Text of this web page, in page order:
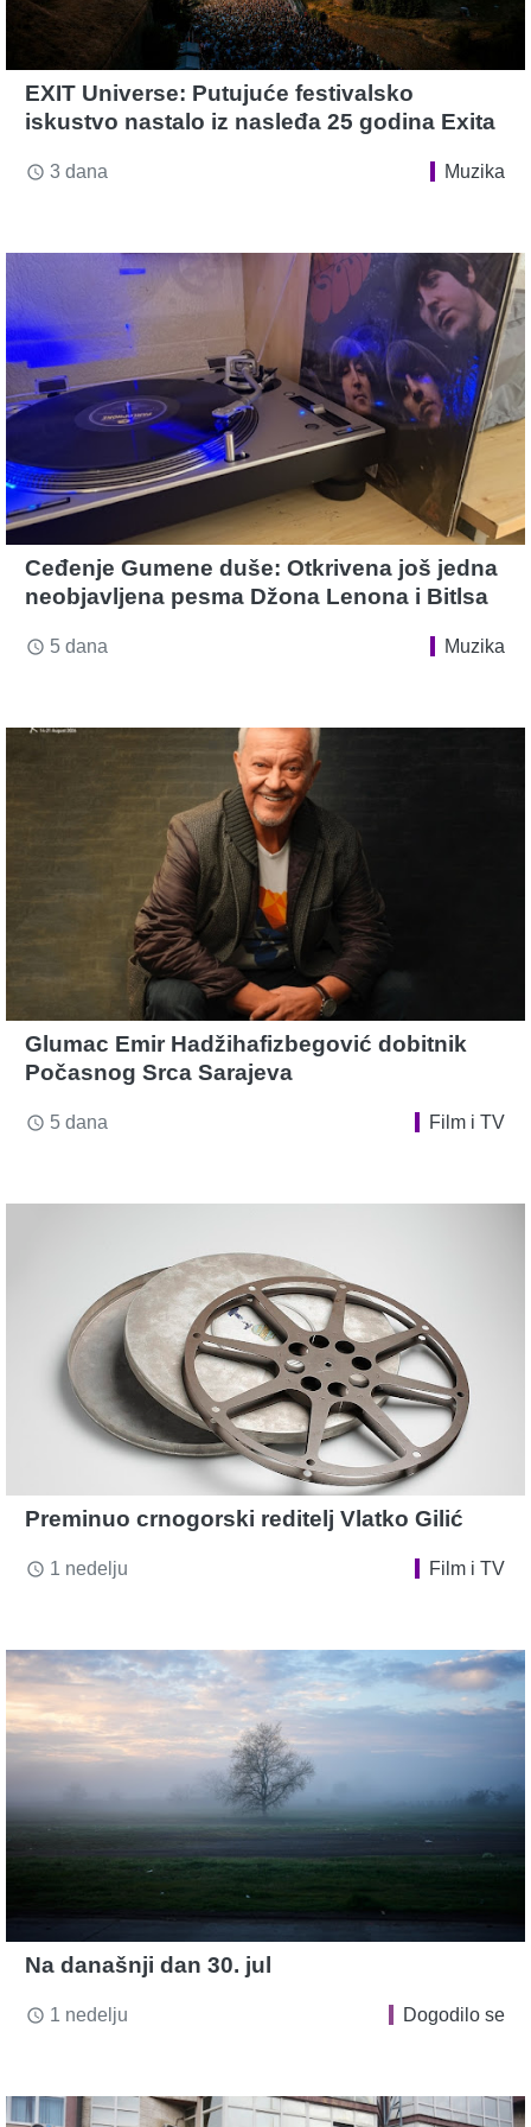
EXIT Universe: Putujuće festivalsko
iskustvo nastalo iz nasleđa 25 godina Exita
access_time 3 dana Muzika
Ceđenje Gumene duše: Otkrivena još jedna
neobjavljena pesma Džona Lenona i Bitlsa
access_time 5 dana Muzika
Glumac Emir Hadžihafizbegović dobitnik
Počasnog Srca Sarajeva
access_time 5 dana Film i TV
Preminuo crnogorski reditelj Vlatko Gilić
access_time 1 nedelju Film i TV
Na današnji dan 30. jul
access_time 1 nedelju Dogodilo se